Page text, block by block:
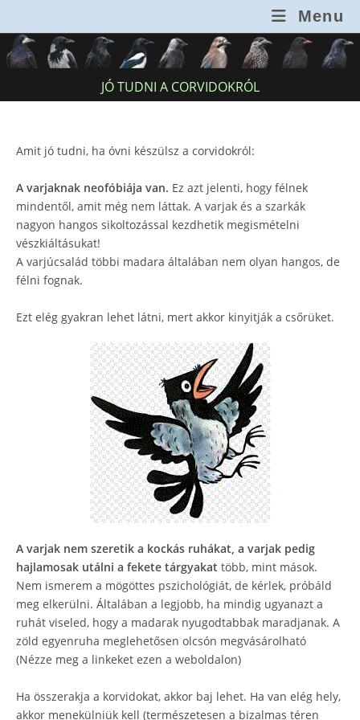
content
Menu
JÓ TUDNI A CORVIDOKRÓL
Amit jó tudni, ha óvni készülsz a corvidokról:
A varjaknak neofóbiája van. Ez azt jelenti, hogy félnek
mindentől, amit még nem láttak. A varjak és a szarkák
nagyon hangos sikoltozással kezdhetik megismételni
vészkiáltásukat!
A varjúcsalád többi madara általában nem olyan hangos, de
félni fognak.
Ezt elég gyakran lehet látni, mert akkor kinyitják a csőrüket.
A varjak nem szeretik a kockás ruhákat, a varjak pedig
hajlamosak utálni a fekete tárgyakat több, mint mások.
Nem ismerem a mögöttes pszichológiát, de kérlek, próbáld
meg elkerülni. Általában a legjobb, ha mindig ugyanazt a
ruhát viseled, hogy a madarak nyugodtabbak maradjanak. A
zöld egyenruha meglehetősen olcsón megvásárolható
(Nézze meg a linkeket ezen a weboldalon)
Ha összerakja a korvidokat, akkor baj lehet. Ha van elég hely,
akkor menekülniük kell (természetesen a bizalmas téren